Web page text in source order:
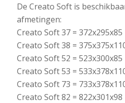
De Creato Soft is
afmetingen:
Creato Soft 37 = 372x295x85
Creato Soft 38 =
Creato Soft 52 = 523x300x85
Creato Soft 53 =
Creato Soft 73 =
Creato Soft 82 = 822x301x98